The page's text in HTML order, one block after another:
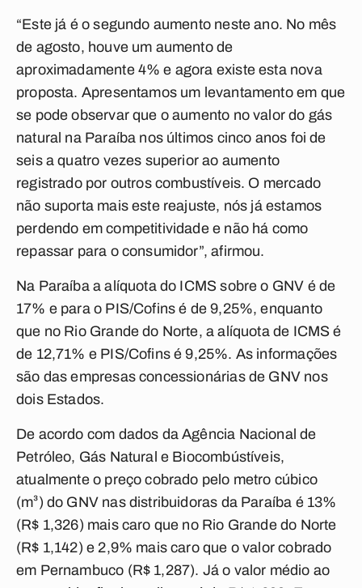
“Este já é o segundo aumento neste ano. No mês
de agosto, houve um aumento de
aproximadamente 4% e agora existe esta nova
proposta. Apresentamos um levantamento em que
se pode observar que o aumento no valor do gás
natural na Paraíba nos últimos cinco anos foi de
seis a quatro vezes superior ao aumento
registrado por outros combustíveis. O mercado
não suporta mais este reajuste, nós já estamos
perdendo em competitividade e não há como
repassar para o consumidor”, afirmou.
Na Paraíba a alíquota do ICMS sobre o GNV é de
17% e para o PIS/Cofins é de 9,25%, enquanto
que no Rio Grande do Norte, a alíquota de ICMS é
de 12,71% e PIS/Cofins é 9,25%. As informações
são das empresas concessionárias de GNV nos
dois Estados.
De acordo com dados da Agência Nacional de
Petróleo, Gás Natural e Biocombústíveis,
atualmente o preço cobrado pelo metro cúbico
(m³) do GNV nas distribuidoras da Paraíba é 13%
(R$ 1,326) mais caro que no Rio Grande do Norte
(R$ 1,142) e 2,9% mais caro que o valor cobrado
em Pernambuco (R$ 1,287). Já o valor médio ao